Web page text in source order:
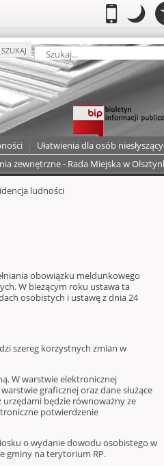
Mobilny
.Przełącz
Tryb
SZUKAJ
Ułatwienia dla osób
zewnętrzne - Rada Miejska w
ludności
obowiązku meldunkowego
W bieżącym roku ustawa ta
osobistych i ustawę z dnia 24
szereg korzystnych zmian w
W warstwie elektronicznej
graficznej oraz dane służące
będzie równoważny ze
potwierdzenie
o wydanie dowodu osobistego w
gminy na terytorium RP.